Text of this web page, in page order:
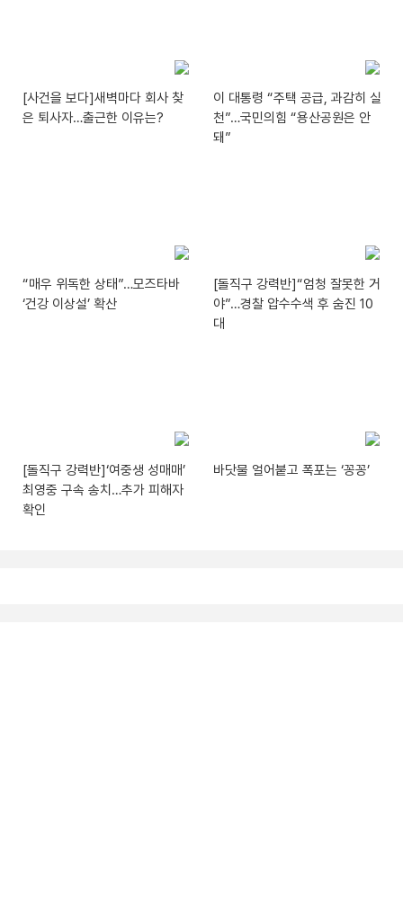
[사건을 보다]새벽마다 회사 찾
은 퇴사자…출근한 이유는?
이 대통령 “주택 공급, 과감히 실
천”…국민의힘 “용산공원은 안
돼”
“매우 위독한 상태”…모즈타바
‘건강 이상설’ 확산
[돌직구 강력반]“엄청 잘못한 거
야”…경찰 압수수색 후 숨진 10
대
[돌직구 강력반]‘여중생 성매매’
최영중 구속 송치…추가 피해자
확인
바닷물 얼어붙고 폭포는 ‘꽁꽁’